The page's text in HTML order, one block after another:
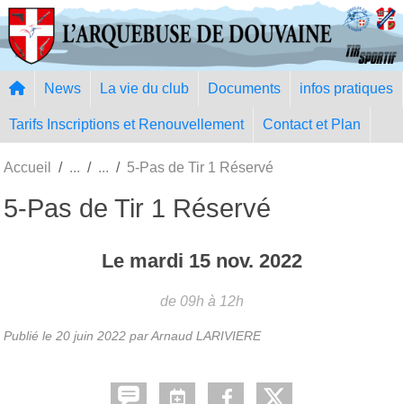
News La vie du club Documents infos pratiques
Tarifs Inscriptions et Renouvellement Contact et Plan
Accueil 5-Pas de Tir 1 Réservé
5-Pas de Tir 1 Réservé
Le mardi 15 nov. 2022
de 09h à 12h
Publié le 20 juin 2022 par Arnaud LARIVIERE
Panneau de gestion des cookies